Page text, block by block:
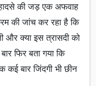
की जड़ एक अफवाह
की जांच कर रहा है कि
क्या इस त्रासदी को
फिर बता गया कि
कई बार जिंदगी भी छीन